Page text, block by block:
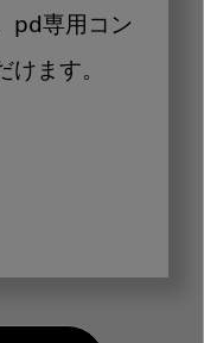
pd専用コン
けます。